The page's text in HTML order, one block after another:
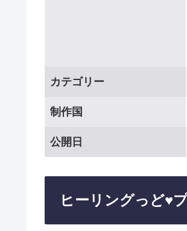
カテゴリー
制作国
公開日
ヒーリングっど♥